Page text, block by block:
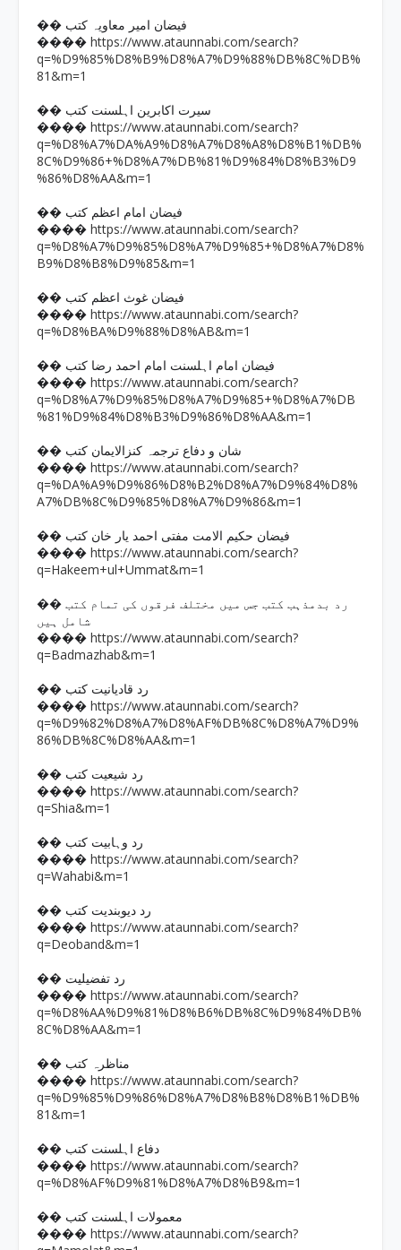
�� فیضان امیر معاویہ کتب
���� https://www.ataunnabi.com/search?
q=%D9%85%D8%B9%D8%A7%D9%88%DB%8C%DB%
81&m=1
�� سیرت اکابرین اہلسنت کتب
���� https://www.ataunnabi.com/search?
q=%D8%A7%DA%A9%D8%A7%D8%A8%D8%B1%DB%
8C%D9%86+%D8%A7%DB%81%D9%84%D8%B3%D9
%86%D8%AA&m=1
�� فیضان امام اعظم کتب
���� https://www.ataunnabi.com/search?
q=%D8%A7%D9%85%D8%A7%D9%85+%D8%A7%D8%
B9%D8%B8%D9%85&m=1
�� فیضان غوث اعظم کتب
���� https://www.ataunnabi.com/search?
q=%D8%BA%D9%88%D8%AB&m=1
�� فیضان امام اہلسنت امام احمد رضا کتب
���� https://www.ataunnabi.com/search?
q=%D8%A7%D9%85%D8%A7%D9%85+%D8%A7%DB
%81%D9%84%D8%B3%D9%86%D8%AA&m=1
�� شان و دفاع ترجمہ کنزالایمان کتب
���� https://www.ataunnabi.com/search?
q=%DA%A9%D9%86%D8%B2%D8%A7%D9%84%D8%
A7%DB%8C%D9%85%D8%A7%D9%86&m=1
�� فیضان حکیم الامت مفتی احمد یار خان کتب
���� https://www.ataunnabi.com/search?
q=Hakeem+ul+Ummat&m=1
�� رد بدمذہب کتب جس میں مختلف فرقوں کی تمام کتب
شامل ہیں
���� https://www.ataunnabi.com/search?
q=Badmazhab&m=1
�� رد قادیانیت کتب
���� https://www.ataunnabi.com/search?
q=%D9%82%D8%A7%D8%AF%DB%8C%D8%A7%D9%
86%DB%8C%D8%AA&m=1
�� رد شیعیت کتب
���� https://www.ataunnabi.com/search?
q=Shia&m=1
�� رد وہابیت کتب
���� https://www.ataunnabi.com/search?
q=Wahabi&m=1
�� رد دیوبندیت کتب
���� https://www.ataunnabi.com/search?
q=Deoband&m=1
�� رد تفضیلیت
���� https://www.ataunnabi.com/search?
q=%D8%AA%D9%81%D8%B6%DB%8C%D9%84%DB%
8C%D8%AA&m=1
�� مناظرہ کتب
���� https://www.ataunnabi.com/search?
q=%D9%85%D9%86%D8%A7%D8%B8%D8%B1%DB%
81&m=1
�� دفاع اہلسنت کتب
���� https://www.ataunnabi.com/search?
q=%D8%AF%D9%81%D8%A7%D8%B9&m=1
�� معمولات اہلسنت کتب
���� https://www.ataunnabi.com/search?